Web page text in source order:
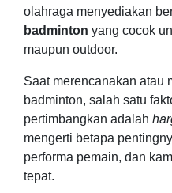
olahraga menyediakan
badminton yang cocok
maupun outdoor.
Saat merencanakan atau
badminton, salah satu
pertimbangkan adalah
mengerti betapa
performa pemain, dan
tepat.